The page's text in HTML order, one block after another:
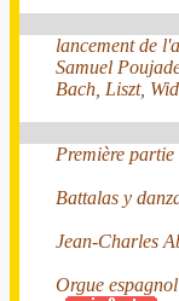
lancement de
Samuel
Bach, Liszt,
Première partie
Battalas y
Jean-Charles
Orgue